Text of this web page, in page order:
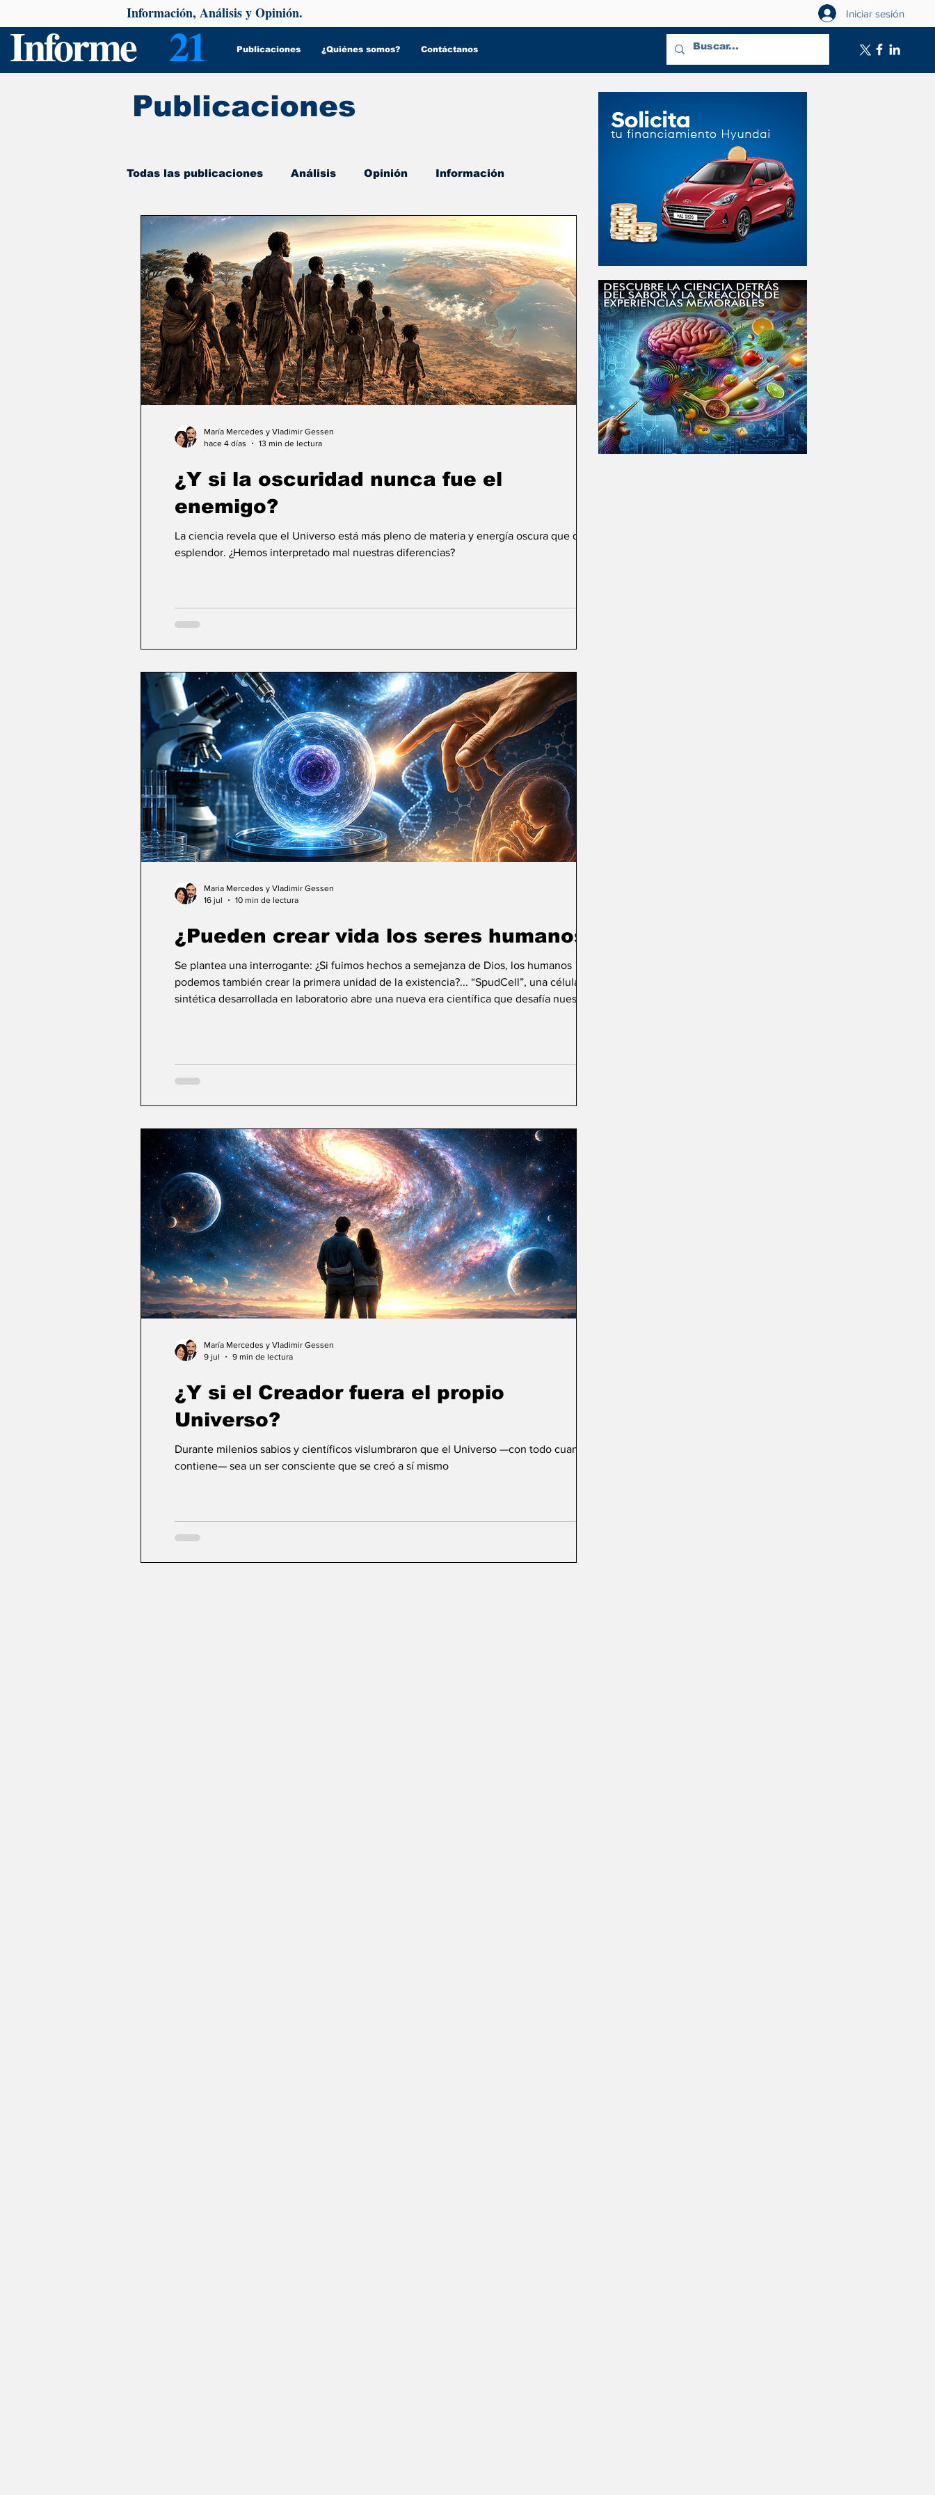
Informe 21 Publicaciones ¿Quiénes somos? Contáctanos
Información, Análisis y Opinión. Iniciar sesión
Todas las publicaciones Análisis Opinión Información
De interés Psicología y Salud
¿Y si la oscuridad nunca fue el
enemigo?
La ciencia revela que el Universo está más pleno de materia y energía oscura que de
esplendor. ¿Hemos interpretado mal nuestras diferencias?
María Mercedes y Vladimir Gessen
hace 4 días
13 min de lectura
¿Pueden crear vida los seres humanos?
Se plantea una interrogante: ¿Si fuimos hechos a semejanza de Dios, los humanos
podemos también crear la primera unidad de la existencia?... “SpudCell”, una célula
sintética desarrollada en laboratorio abre una nueva era científica que desafía nuestras
Maria Mercedes y Vladimir Gessen
16 jul
10 min de lectura
¿Y si el Creador fuera el propio
Universo?
Durante milenios sabios y científicos vislumbraron que el Universo —con todo cuanto
contiene— sea un ser consciente que se creó a sí mismo
María Mercedes y Vladimir Gessen
9 jul
9 min de lectura
Publicaciones